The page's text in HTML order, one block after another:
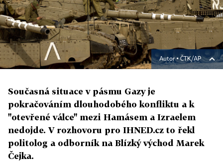
Autor ▪ČTK/AP
Současná situace v pásmu Gazy je
pokračováním dlouhodobého konfliktu a k
"otevřené válce" mezi Hamásem a Izraelem
nedojde. V rozhovoru pro IHNED.cz to řekl
politolog a odborník na Blízký východ Marek
Čejka.